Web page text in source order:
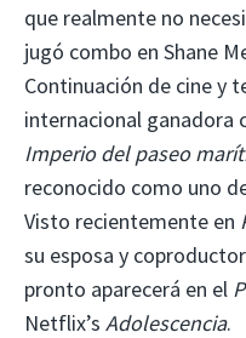
que realmente no
jugó combo en Shane
Continuación de cine y
internacional ganadora
Imperio del paseo
reconocido como uno
Visto recientemente en
su esposa y
pronto aparecerá en el
Netflix’s Adolescencia.